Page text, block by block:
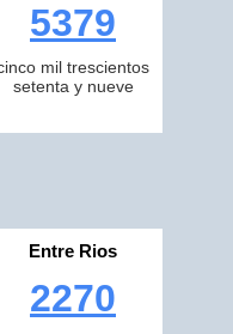
5379
mil trescientos
setenta y nueve
Entre Rios
2270